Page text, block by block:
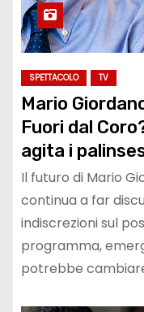
SPETTACOLO TV
Mario
Fuori dal
agita i
del
Il futuro di Mario
continua a far
indiscrezioni sul
programma,
potrebbe